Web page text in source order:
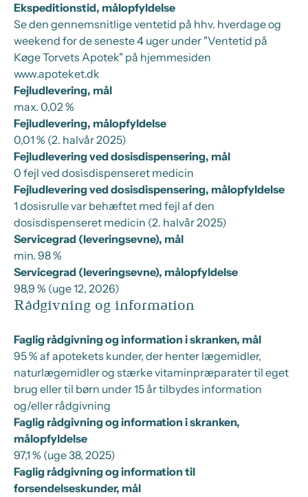
Ekspeditionstid, målopfyldelse
Se den gennemsnitlige ventetid på hhv. hverdage og
weekend for de seneste 4 uger under "Ventetid på
Køge Torvets Apotek" på hjemmesiden
www.apoteket.dk
Fejludlevering, mål
max. 0,02 %
Fejludlevering, målopfyldelse
0,01 % (2. halvår 2025)
Fejludlevering ved dosisdispensering, mål
0 fejl ved dosisdispenseret medicin
Fejludlevering ved dosisdispensering, målopfyldelse
1 dosisrulle var behæftet med fejl af den
dosisdispenseret medicin (2. halvår 2025)
Servicegrad (leveringsevne), mål
min. 98 %
Servicegrad (leveringsevne), målopfyldelse
98,9 % (uge 12, 2026)
Rådgivning og information
Faglig rådgivning og information i skranken, mål
95 % af apotekets kunder, der henter lægemidler,
naturlægemidler og stærke vitaminpræparater til eget
brug eller til børn under 15 år tilbydes information
og/eller rådgivning
Faglig rådgivning og information i skranken,
målopfyldelse
97,1 % (uge 38, 2025)
Faglig rådgivning og information til
forsendelseskunder, mål